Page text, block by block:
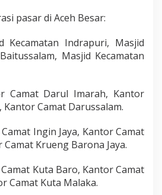
pasar di Aceh Besar:
Kecamatan Indrapuri, Masjid
Masjid Kecamatan
Camat Darul Imarah, Kantor
Kantor Camat Darussalam.
Ingin Jaya, Kantor Camat
Krueng Barona Jaya.
Kuta Baro, Kantor Camat
Camat Kuta Malaka.